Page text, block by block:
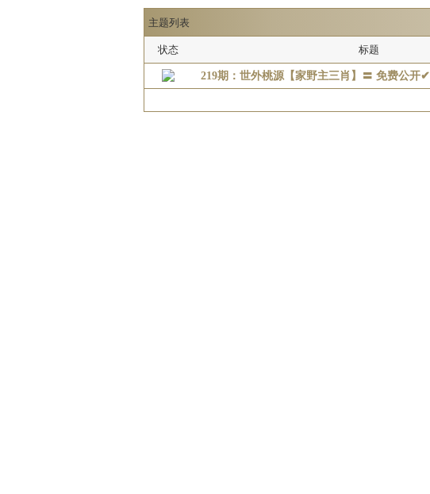
主题列表
状态 标题
219期：世外桃源【家野主三肖】〓 免费公开✔